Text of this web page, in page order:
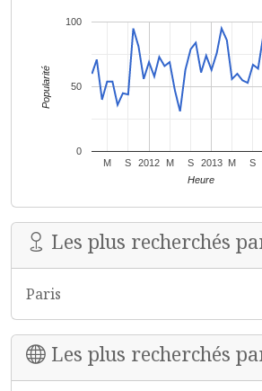
2012 2013
M S M S M S
0
50
100
Heure
Popularité
Les plus recherchés
Paris
Les plus recherchés